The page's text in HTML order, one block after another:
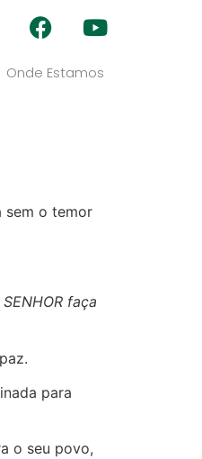
Onde Estamos
sem o temor
faça
para
o seu povo,